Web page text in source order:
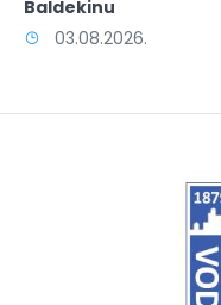
Baldekinu
03.08.2026.